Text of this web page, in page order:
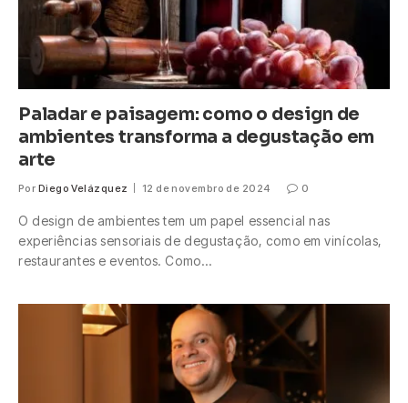
Paladar e paisagem: como o design de
ambientes transforma a degustação em
arte
Por Diego Velázquez 12 de novembro de 2024 0
O design de ambientes tem um papel essencial nas
experiências sensoriais de degustação, como em vinícolas,
restaurantes e eventos. Como…